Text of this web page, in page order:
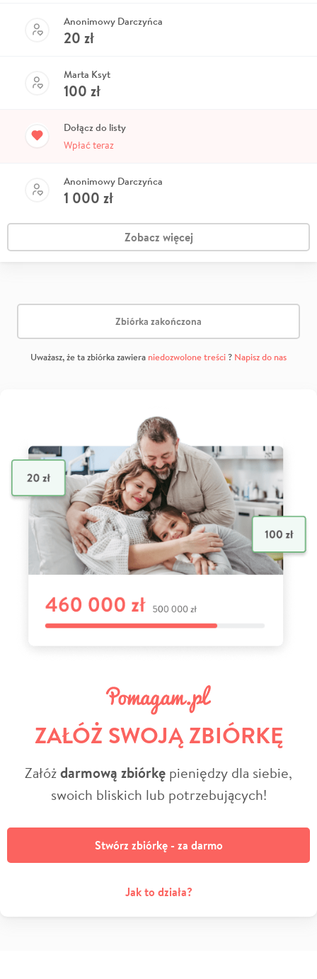
Anonimowy Darczyńca
20 zł
Marta Ksyt
100 zł
Dołącz do listy
Wpłać teraz
Anonimowy Darczyńca
1 000 zł
Zobacz więcej
Zbiórka zakończona
Uważasz, że ta zbiórka zawiera niedozwolone treści? Napisz do nas
ZAŁÓŻ SWOJĄ ZBIÓRKĘ
Załóżdarmową zbiórkę pieniędzy dla siebie,
swoich bliskich lub potrzebujących!
Stwórz zbiórkę - za darmo
Jak to działa?